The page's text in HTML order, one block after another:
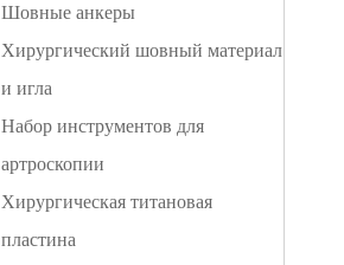
Шовные анкеры
Хирургический шовный материал
и игла
Набор инструментов для
артроскопии
Хирургическая титановая
пластина